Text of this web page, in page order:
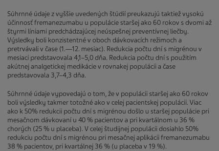
Súhrnné údaje z vyššie uvedených štúdií preukazujú taktiež vysokú
účinnosť fremanezumabu u populácie staršej ako 60 rokov s dvomi až
štyrmi líniami predchádzajúcej neúspešnej preventívnej liečby.
Výsledky boli konzistentné v oboch dávkovacích režimoch a
pretrvávali v čase (1.—12. mesiac). Redukcia počtu dní s migrénou v
mesiaci predstavovala 4,1–5,0 dňa. Redukcia počtu dní s použitím
akútnej analgetickej medikácie v rovnakej populácii a čase
predstavovala 3,7–4,3 dňa.
Súhrnné údaje vypovedajú o tom, že v populácii staršej ako 60 rokov
boli výsledky takmer totožné ako v celej pacientskej populácii. Viac
ako k 50% redukcii počtu dní s migrénou došlo u staršej populácie pri
mesačnom dávkovaní u 40 % pacientov a pri kvartálnom u 36 %
chorých (25 % u placeba). V celej študijnej populácii dosiahlo 50%
redukciu počtu dní s migrénou pri mesačnej aplikácii fremanezumabu
38 % pacientov, pri kvartálnej 36 % (u placeba v 19 %).